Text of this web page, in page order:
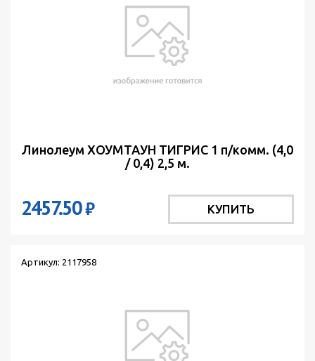
Линолеум ХОУМТАУН ТИГРИС 1 п/комм. (4,0
/ 0,4) 2,5 м.
2457.50₽ КУПИТЬ
Артикул: 2117958